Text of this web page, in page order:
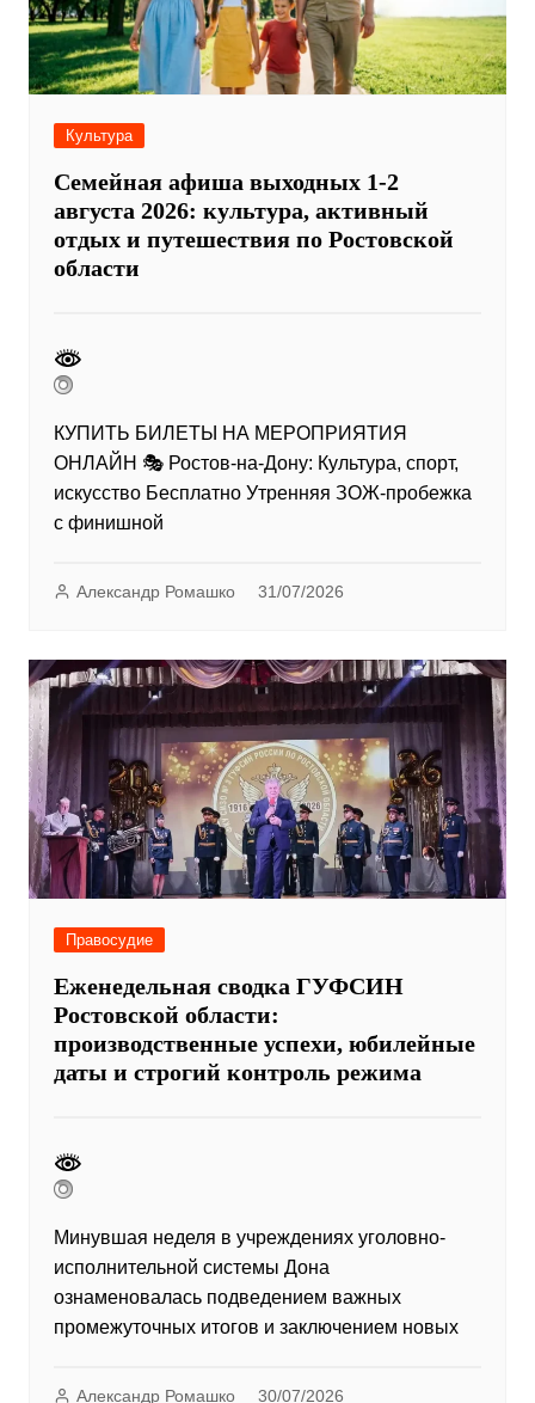
Культура
Семейная афиша выходных 1-2
августа 2026: культура, активный
отдых и путешествия по Ростовской
области
КУПИТЬ БИЛЕТЫ НА МЕРОПРИЯТИЯ
ОНЛАЙН 🎭 Ростов-на-Дону: Культура, спорт,
искусство Бесплатно Утренняя ЗОЖ-пробежка
с финишной
Александр Ромашко 31/07/2026
Правосудие
Еженедельная сводка ГУФСИН
Ростовской области:
производственные успехи, юбилейные
даты и строгий контроль режима
Минувшая неделя в учреждениях уголовно-
исполнительной системы Дона
ознаменовалась подведением важных
промежуточных итогов и заключением новых
Александр Ромашко 30/07/2026